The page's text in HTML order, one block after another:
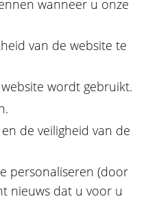
wanneer u onze
van de website te
wordt gebruikt.
de veiligheid van de
personaliseren (door
nieuws dat u voor u